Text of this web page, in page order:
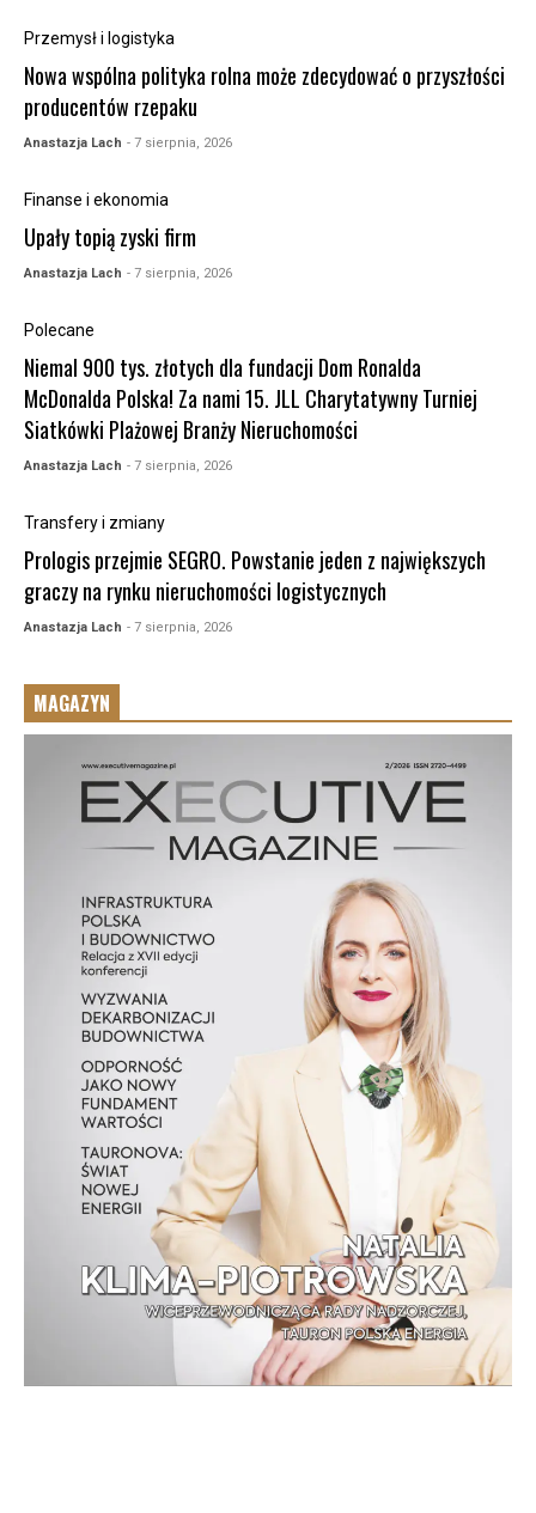
Przemysł i logistyka
Nowa wspólna polityka rolna może zdecydować o przyszłości
producentów rzepaku
Anastazja Lach - 7 sierpnia, 2026
Finanse i ekonomia
Upały topią zyski firm
Anastazja Lach - 7 sierpnia, 2026
Polecane
Niemal 900 tys. złotych dla fundacji Dom Ronalda
McDonalda Polska! Za nami 15. JLL Charytatywny Turniej
Siatkówki Plażowej Branży Nieruchomości
Anastazja Lach - 7 sierpnia, 2026
Transfery i zmiany
Prologis przejmie SEGRO. Powstanie jeden z największych
graczy na rynku nieruchomości logistycznych
Anastazja Lach - 7 sierpnia, 2026
MAGAZYN